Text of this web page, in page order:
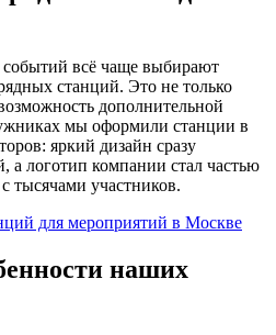
всё чаще выбирают
станций. Это не только
дополнительной
мы оформили станции в
яркий дизайн сразу
а логотип компании стал частью
тысячами участников.
наших